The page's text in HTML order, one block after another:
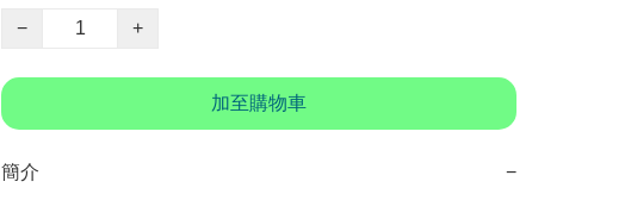
−
+
加至購物車
簡介 −